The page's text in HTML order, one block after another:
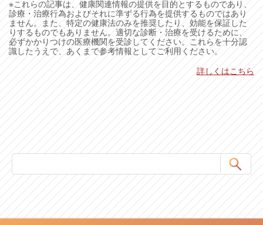
※これらの記事は、健康関連情報の提供を目的とするものであり、
診療・治療行為およびそれに準ずる行為を提供するものではあり
ません。また、特定の健康法のみを推奨したり、効能を保証した
りするものでもありません。適切な診断・治療を受けるために、
必ずかかりつけの医療機関を受診してください。これらを十分認
識したうえで、あくまで参考情報としてご利用ください。
詳しくはこちら